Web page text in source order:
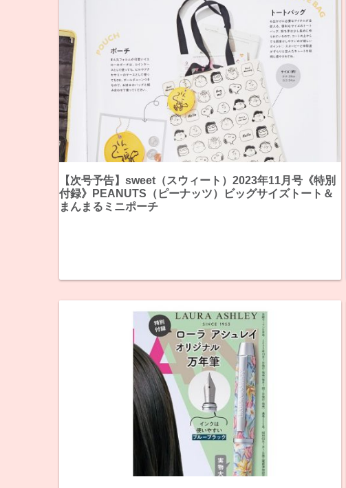
【次号予告】sweet（スウィート）2023年11月号《特別
付録》PEANUTS（ピーナッツ）ビッグサイズトート＆
まんまるミニポーチ